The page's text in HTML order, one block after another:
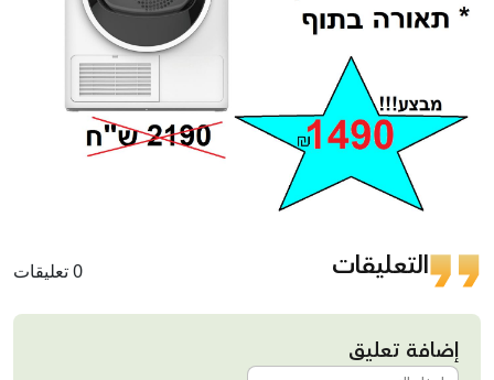
التعليقات 0 تعليقات
إضافة تعليق